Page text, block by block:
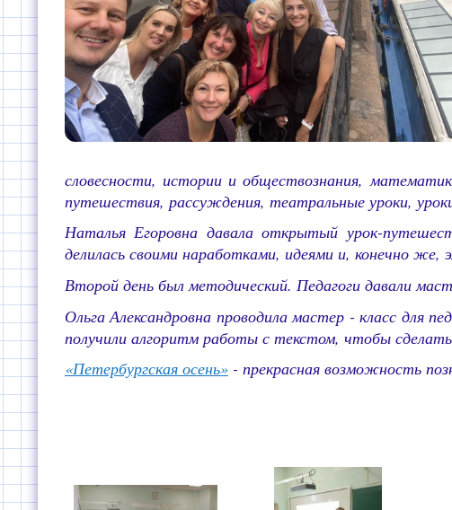
словесности, истории и обществознания,
путешествия, рассуждения, театральные уроки,
Наталья Егоровна давала открытый урок-
делилась своими наработками, идеями и, конечно же,
Второй день был методический. Педагоги давали
Ольга Александровна проводила мастер - класс для
получили алгоритм работы с текстом, чтобы
«Петербургская осень» - прекрасная возможность